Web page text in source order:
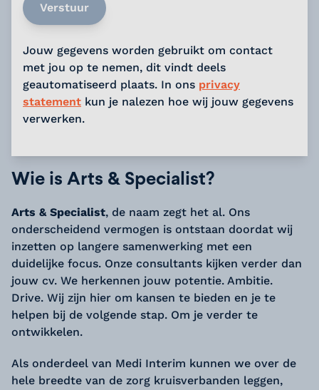
Verstuur
Jouw gegevens worden gebruikt om contact
met jou op te nemen, dit vindt deels
geautomatiseerd plaats. In ons privacy
statement kun je nalezen hoe wij jouw gegevens
verwerken.
Wie is Arts & Specialist?
Arts & Specialist, de naam zegt het al. Ons
onderscheidend vermogen is ontstaan doordat wij
inzetten op langere samenwerking met een
duidelijke focus. Onze consultants kijken verder dan
jouw cv. We herkennen jouw potentie. Ambitie.
Drive. Wij zijn hier om kansen te bieden en je te
helpen bij de volgende stap. Om je verder te
ontwikkelen.
Als onderdeel van Medi Interim kunnen we over de
hele breedte van de zorg kruisverbanden leggen,